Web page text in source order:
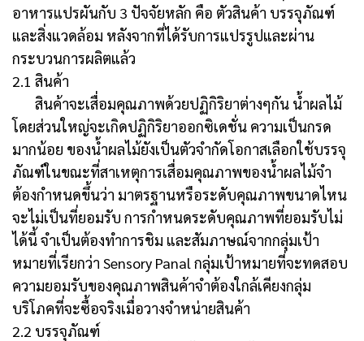
อาหารแปรผันกับ 3 ปัจจัยหลัก คือ ตัวสินค้า บรรจุภัณฑ์
และสิ่งแวดล้อม หลังจากที่ได้รับการแปรรูปและผ่าน
กระบวนการผลิตแล้ว
2.1 สินค้า
สินค้าจะเสื่อมคุณภาพด้วยปฏิกิริยาต่างๆกัน น้ำผลไม้
โดยส่วนใหญ่จะเกิดปฏิกิริยาออกซิเดชั่น ความเป็นกรด
มากน้อย ของน้ำผลไม้ยังเป็นตัวจำกัดโอกาสเลือกใช้บรรจุ
ภัณฑ์ในขณะที่สาเหตุการเสื่อมคุณภาพของน้ำผลไม้จำ
ต้องกำหนดขึ้นว่า มาตรฐานหรือระดับคุณภาพขนาดไหน
จะไม่เป็นที่ยอมรับ การกำหนดระดับคุณภาพที่ยอมรับไม่
ได้นี้ จำเป็นต้องทำการชิม และสัมภาษณ์จากกลุ่มเป้า
หมายที่เรียกว่า Sensory Panal กลุ่มเป้าหมายที่จะทดสอบ
ความยอมรับของคุณภาพสินค้าจำต้องใกล้เคียงกลุ่ม
บริโภคที่จะซื้อจริงเมื่อวางจำหน่ายสินค้า
2.2 บรรจุภัณฑ์